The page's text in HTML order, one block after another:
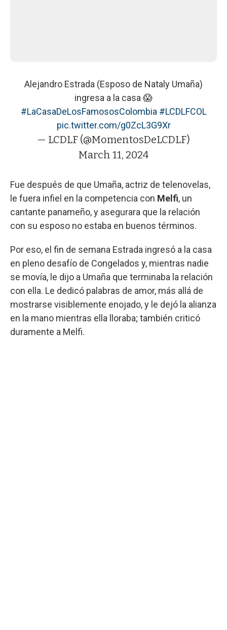
Alejandro Estrada (Esposo de Nataly Umaña)
ingresa a la casa 😱
#LaCasaDeLosFamososColombia #LCDLFCOL
pic.twitter.com/g0ZcL3G9Xr
— LCDLF (@MomentosDeLCDLF)
March 11, 2024
Fue después de que Umaña, actriz de telenovelas,
le fuera infiel en la competencia con Melfi, un
cantante panameño, y asegurara que la relación
con su esposo no estaba en buenos términos.
Por eso, el fin de semana Estrada ingresó a la casa
en pleno desafío de Congelados y, mientras nadie
se movía, le dijo a Umaña que terminaba la relación
con ella. Le dedicó palabras de amor, más allá de
mostrarse visiblemente enojado, y le dejó la alianza
en la mano mientras ella lloraba; también criticó
duramente a Melfi.